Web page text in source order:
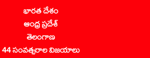
భారత దేశం
ఆంధ్ర ప్రదేశ్
తెలంగాణ
44 సంవత్సరాల విజయాలు